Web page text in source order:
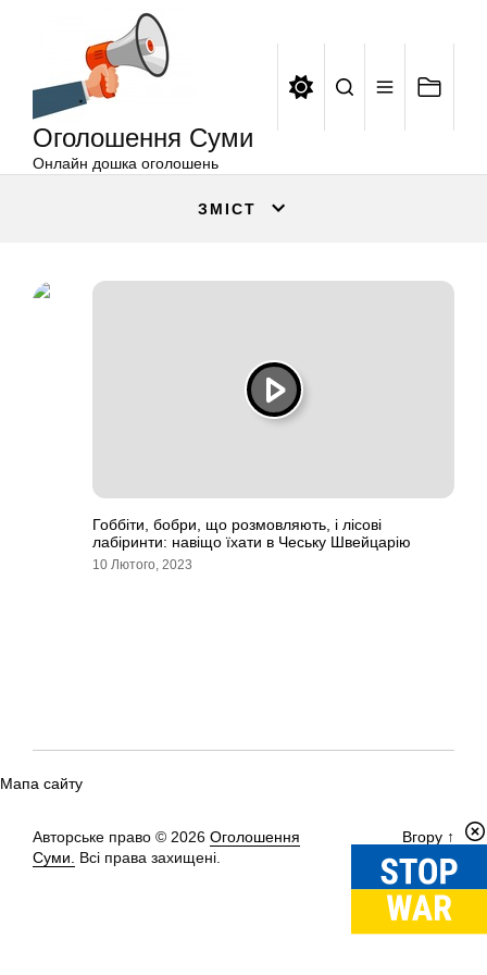
Оголошення Суми
Онлайн дошка оголошень
ЗМІСТ
Гоббіти, бобри, що розмовляють, і лісові
лабіринти: навіщо їхати в Чеську Швейцарію
10 Лютого, 2023
Мапа сайту
Авторське право © 2026 Оголошення
Суми.
Всі права захищені.
Вгору ↑